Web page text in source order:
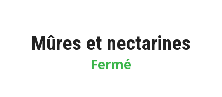
Mûres et nectarines
Fermé